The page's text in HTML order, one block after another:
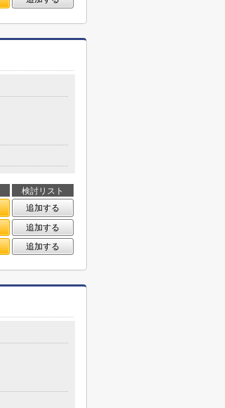
検討リスト
追加する
追加する
追加する